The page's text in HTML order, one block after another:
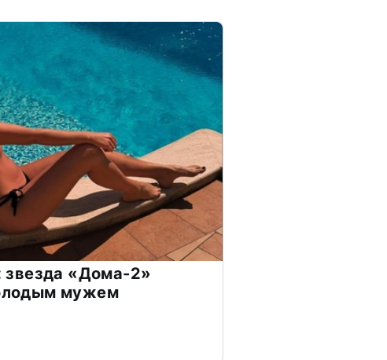
звезда «Дома-2»
мужем